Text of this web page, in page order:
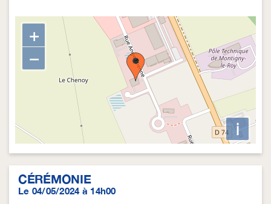
+
−
i
CÉRÉMONIE
Le 04/05/2024 à 14h00